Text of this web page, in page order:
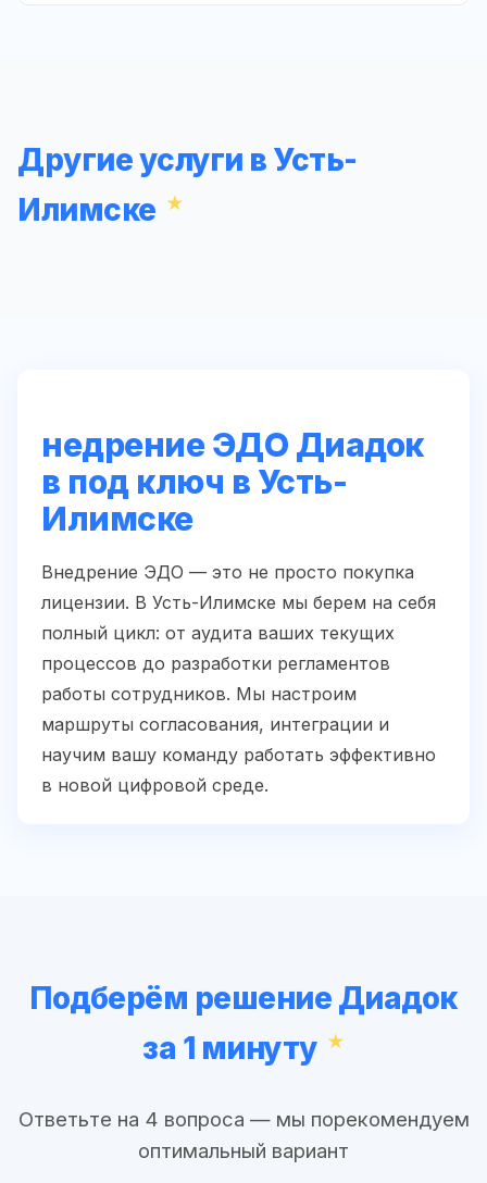
Другие услуги в Усть-
Илимске
недрение ЭДО Диадок
в под ключ в Усть-
Илимске
Внедрение ЭДО — это не просто покупка
лицензии. В Усть-Илимске мы берем на себя
полный цикл: от аудита ваших текущих
процессов до разработки регламентов
работы сотрудников. Мы настроим
маршруты согласования, интеграции и
научим вашу команду работать эффективно
в новой цифровой среде.
Подберём решение Диадок
за 1 минуту
Ответьте на 4 вопроса — мы порекомендуем
оптимальный вариант